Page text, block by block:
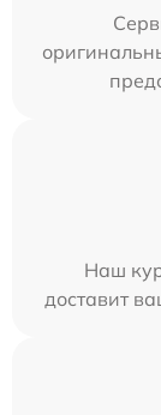
Наш
доставит